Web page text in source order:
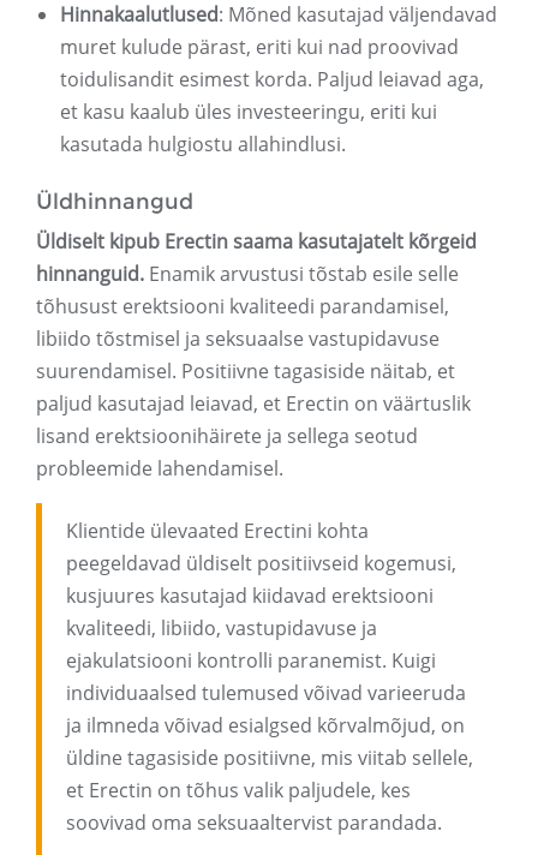
Hinnakaalutlused: Mõned kasutajad väljendavad
muret kulude pärast, eriti kui nad proovivad
toidulisandit esimest korda. Paljud leiavad aga,
et kasu kaalub üles investeeringu, eriti kui
kasutada hulgiostu allahindlusi.
Üldhinnangud
Üldiselt kipub Erectin saama kasutajatelt kõrgeid
hinnanguid. Enamik arvustusi tõstab esile selle
tõhusust erektsiooni kvaliteedi parandamisel,
libiido tõstmisel ja seksuaalse vastupidavuse
suurendamisel. Positiivne tagasiside näitab, et
paljud kasutajad leiavad, et Erectin on väärtuslik
lisand erektsioonihäirete ja sellega seotud
probleemide lahendamisel.
Klientide ülevaated Erectini kohta
peegeldavad üldiselt positiivseid kogemusi,
kusjuures kasutajad kiidavad erektsiooni
kvaliteedi, libiido, vastupidavuse ja
ejakulatsiooni kontrolli paranemist. Kuigi
individuaalsed tulemused võivad varieeruda
ja ilmneda võivad esialgsed kõrvalmõjud, on
üldine tagasiside positiivne, mis viitab sellele,
et Erectin on tõhus valik paljudele, kes
soovivad oma seksuaaltervist parandada.